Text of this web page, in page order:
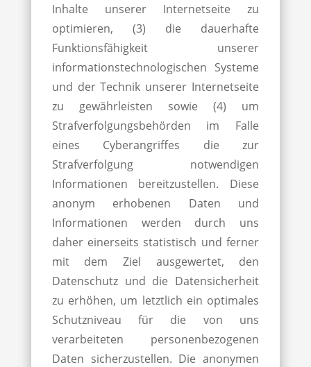
Inhalte unserer Internetseite zu
optimieren, (3) die dauerhafte
Funktionsfähigkeit unserer
informationstechnologischen Systeme
und der Technik unserer Internetseite
zu gewährleisten sowie (4) um
Strafverfolgungsbehörden im Falle
eines Cyberangriffes die zur
Strafverfolgung notwendigen
Informationen bereitzustellen. Diese
anonym erhobenen Daten und
Informationen werden durch uns
daher einerseits statistisch und ferner
mit dem Ziel ausgewertet, den
Datenschutz und die Datensicherheit
zu erhöhen, um letztlich ein optimales
Schutzniveau für die von uns
verarbeiteten personenbezogenen
Daten sicherzustellen. Die anonymen